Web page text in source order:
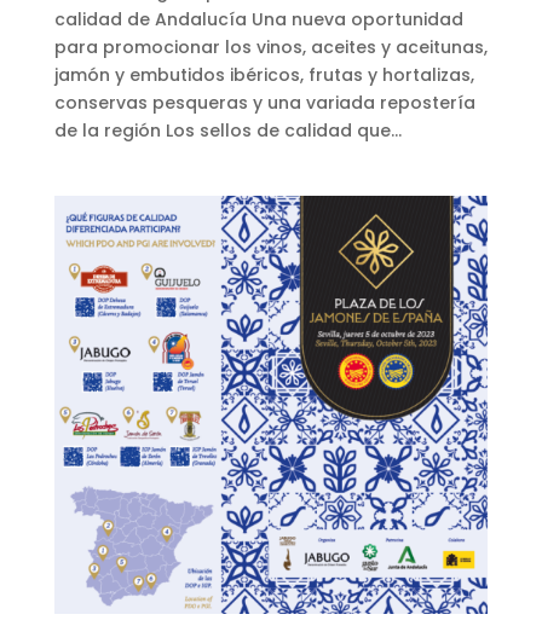
calidad de Andalucía Una nueva oportunidad
para promocionar los vinos, aceites y aceitunas,
jamón y embutidos ibéricos, frutas y hortalizas,
conservas pesqueras y una variada repostería
de la región Los sellos de calidad que...